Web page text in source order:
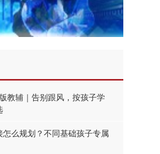
教辅｜告别跟风，按孩子学
怎么规划？不同基础孩子专属